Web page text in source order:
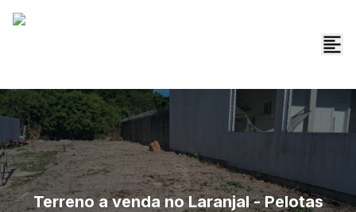
Terreno a venda no Laranjal - Pelotas